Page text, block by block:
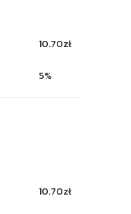
10.70zł
5%
10.70zł